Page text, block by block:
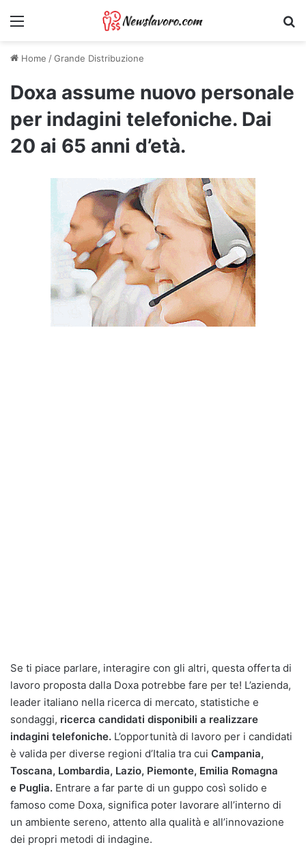
Menu
Home /Grande Distribuzione
Doxa assume nuovo personale
per indagini telefoniche. Dai
20 ai 65 anni d’età.
Se ti piace parlare, interagire con gli altri, questa offerta di
lavoro proposta dalla Doxa potrebbe fare per te! L’azienda,
leader italiano nella ricerca di mercato, statistiche e
sondaggi, ricerca candidati disponibili a realizzare
indagini telefoniche. L’opportunità di lavoro per i candidati
è valida per diverse regioni d’Italia tra cui Campania,
Toscana, Lombardia, Lazio, Piemonte, Emilia Romagna
e Puglia. Entrare a far parte di un guppo così solido e
famoso come Doxa, significa poter lavorare all’interno di
un ambiente sereno, attento alla qualità e all’innovazione
dei propri metodi di indagine.